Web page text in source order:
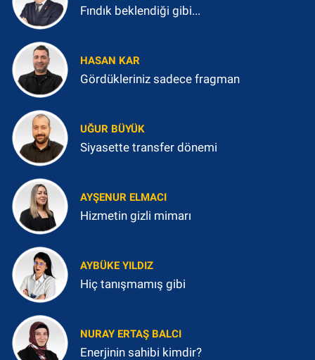
Fındık beklendiği gibi...
HASAN KAR
Gördükleriniz sadece fragman
UĞUR BÜYÜK
Siyasette transfer dönemi
AYŞENUR ELMACI
Hizmetin gizli mimarı
AYBÜKE YILDIZ
Hiç tanışmamış gibi
NURAY ERTAŞ BALCI
Enerjinin sahibi kimdir?